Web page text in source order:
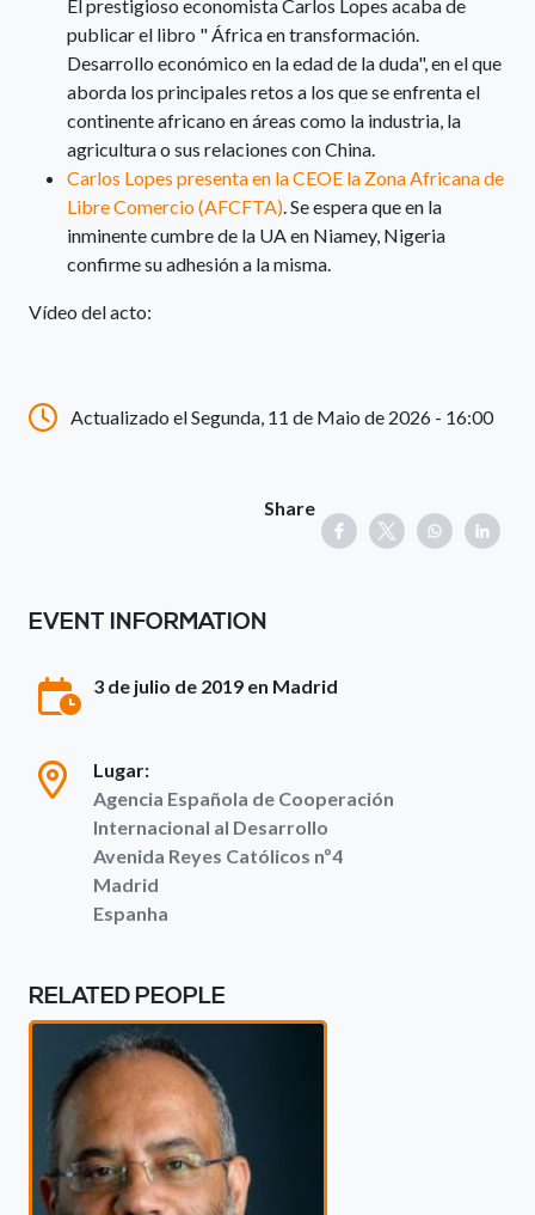
El prestigioso economista Carlos Lopes acaba de
publicar el libro " África en transformación.
Desarrollo económico en la edad de la duda", en el que
aborda los principales retos a los que se enfrenta el
continente africano en áreas como la industria, la
agricultura o sus relaciones con China.
Carlos Lopes presenta en la CEOE la Zona Africana de
Libre Comercio (AFCFTA). Se espera que en la
inminente cumbre de la UA en Niamey, Nigeria
confirme su adhesión a la misma.
Vídeo del acto:
Actualizado el Segunda, 11 de Maio de 2026 - 16:00
Share
EVENT INFORMATION
3 de julio de 2019 en Madrid
Lugar:
Agencia Española de Cooperación
Internacional al Desarrollo
Avenida Reyes Católicos nº4
Madrid
Espanha
RELATED PEOPLE